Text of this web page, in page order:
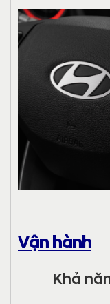
Vận hành
Khả